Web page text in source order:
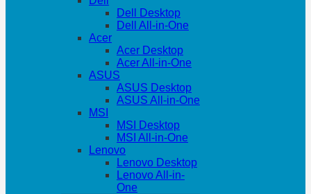
Dell Desktop
Dell All-in-One
Acer
Acer Desktop
Acer All-in-One
ASUS
ASUS Desktop
ASUS All-in-One
MSI
MSI Desktop
MSI All-in-One
Lenovo
Lenovo Desktop
Lenovo All-in-
One